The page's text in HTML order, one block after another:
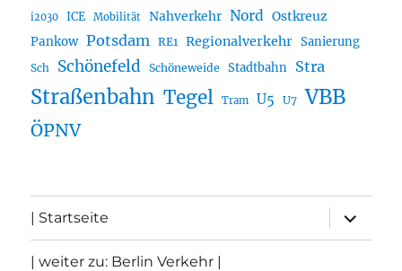
i2030 ICE Mobilität Nahverkehr Nord Ostkreuz
Pankow Potsdam RE1 Regionalverkehr Sanierung
Sch Schönefeld Schöneweide Stadtbahn Stra
Straßenbahn Tegel Tram U5 U7 VBB
ÖPNV
| Startseite
öffnen
| weiter zu: Berlin Verkehr |